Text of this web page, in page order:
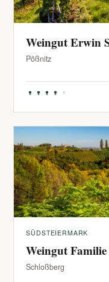
Weingut Erwin
Pößnitz
SÜDSTEIERMARK
Weingut
Schloßberg